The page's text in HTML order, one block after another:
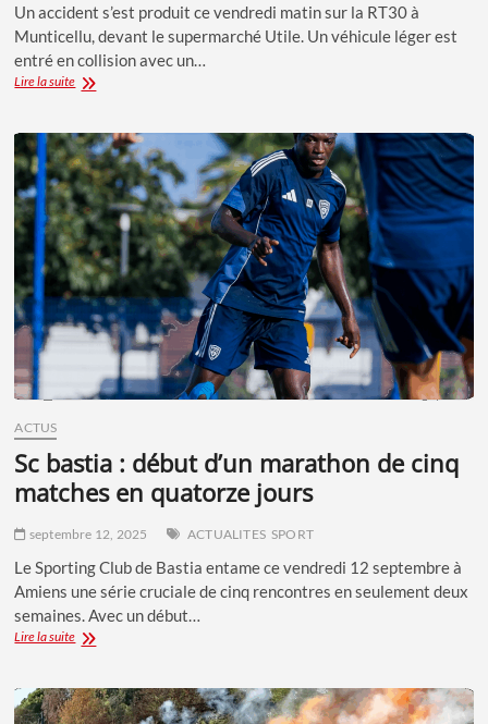
Un accident s’est produit ce vendredi matin sur la RT30 à
Munticellu, devant le supermarché Utile. Un véhicule léger est
entré en collision avec un…
Lire la suiteACCIDENT
ROUTE
À
MUNTICELLU
:
UN
BLESSÉ
GRAVE,
LA
RT30
FERMÉE
ACTUS
sc bastia : début d’un marathon de cinq
matches en quatorze jours
septembre 12, 2025 ACTUALITES SPORT
Le Sporting Club de Bastia entame ce vendredi 12 septembre à
Amiens une série cruciale de cinq rencontres en seulement deux
semaines. Avec un début…
Lire la suiteSC
DÉBUT
D’UN